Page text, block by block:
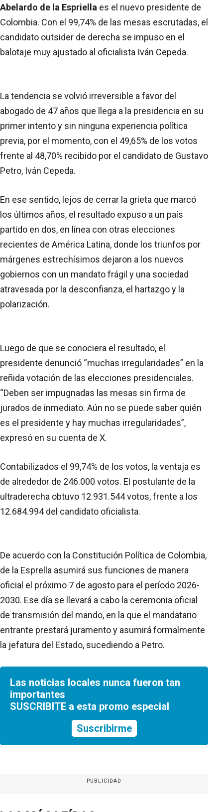
Abelardo de la Espriella es el nuevo presidente de
Colombia. Con el 99,74% de las mesas escrutadas, el
candidato outsider de derecha se impuso en el
balotaje muy ajustado al oficialista Iván Cepeda.
La tendencia se volvió irreversible a favor del
abogado de 47 años que llega a la presidencia en su
primer intento y sin ninguna experiencia política
previa, por el momento, con el 49,65% de los votos
frente al 48,70% recibido por el candidato de Gustavo
Petro, Iván Cepeda.
En ese sentido, lejos de cerrar la grieta que marcó
los últimos años, el resultado expuso a un país
partido en dos, en línea con otras elecciones
recientes de América Latina, donde los triunfos por
márgenes estrechísimos dejaron a los nuevos
gobiernos con un mandato frágil y una sociedad
atravesada por la desconfianza, el hartazgo y la
polarización.
Luego de que se conociera el resultado, el
presidente denunció “muchas irregularidades” en la
reñida votación de las elecciones presidenciales.
“Deben ser impugnadas las mesas sin firma de
jurados de inmediato. Aún no se puede saber quién
es el presidente y hay muchas irregularidades”,
expresó en su cuenta de X.
Contabilizados el 99,74% de los votos, la ventaja es
de alrededor de 246.000 votos. El postulante de la
ultraderecha obtuvo 12.931.544 votos, frente a los
12.684.994 del candidato oficialista.
De acuerdo con la Constitución Política de Colombia,
de la Esprella asumirá sus funciones de manera
oficial el próximo 7 de agosto para el período 2026-
2030. Ese día se llevará a cabo la ceremonia oficial
de transmisión del mando, en la que el mandatario
entrante prestará juramento y asumirá formalmente
la jefatura del Estado, sucediendo a Petro.
Las noticias locales nunca fueron tan
importantes
SUSCRIBITE a esta promo especial
Suscribirme
PUBLICIDAD